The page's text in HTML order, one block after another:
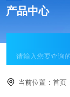
产品中心
当前位置：首页